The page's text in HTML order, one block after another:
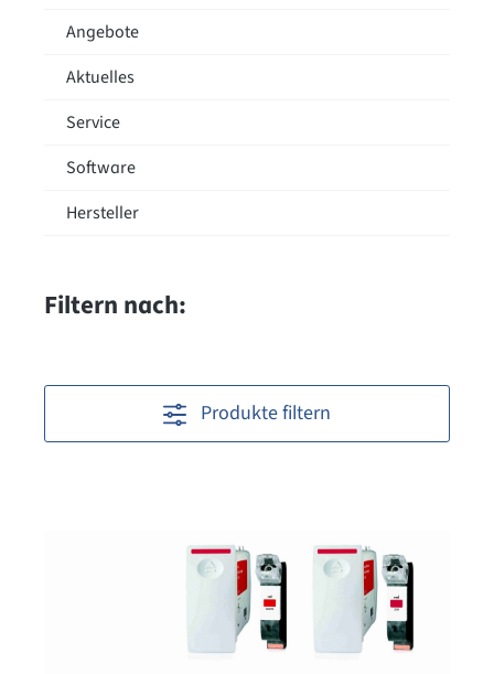
Angebote
Aktuelles
Service
Software
Hersteller
Filtern nach:
Produkte filtern